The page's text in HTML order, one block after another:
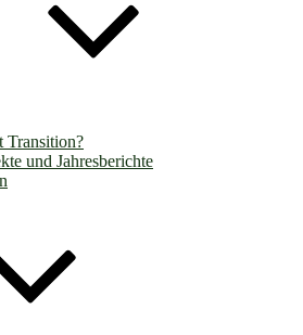
Transition?
und Jahresberichte